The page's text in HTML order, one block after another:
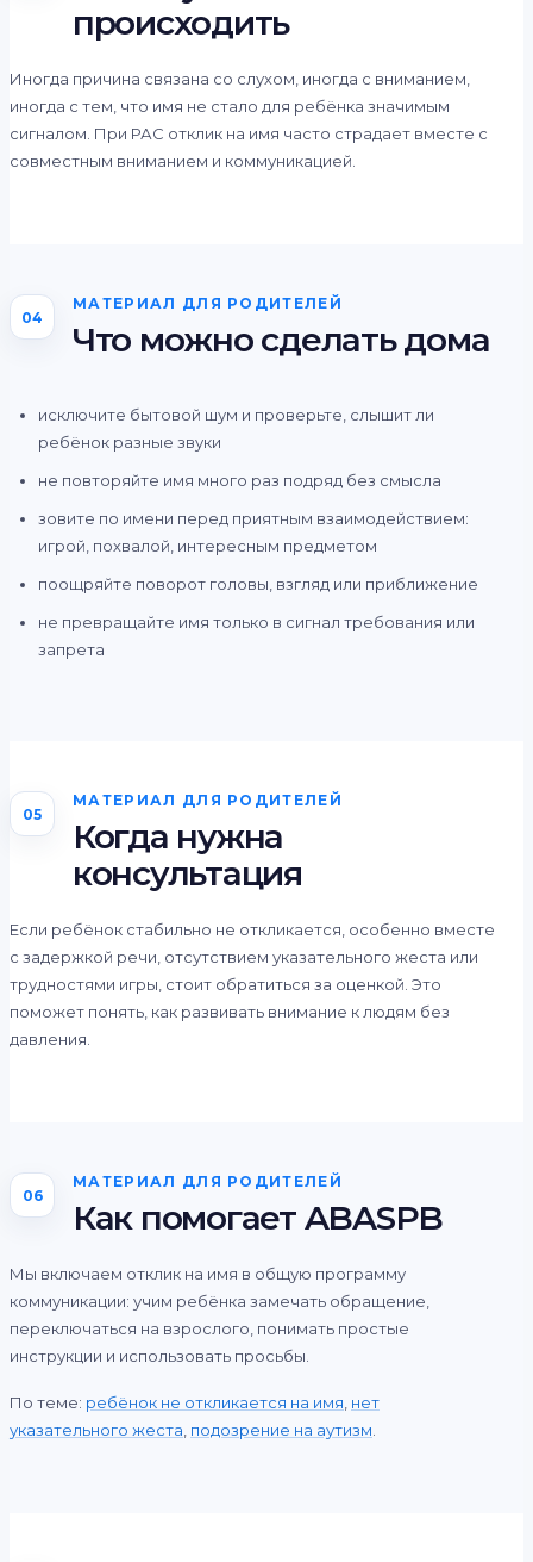
происходить
Иногда причина связана со слухом, иногда с вниманием,
иногда с тем, что имя не стало для ребёнка значимым
сигналом. При РАС отклик на имя часто страдает вместе с
совместным вниманием и коммуникацией.
04
МАТЕРИАЛ ДЛЯ РОДИТЕЛЕЙ
Что можно сделать дома
исключите бытовой шум и проверьте, слышит ли
ребёнок разные звуки
не повторяйте имя много раз подряд без смысла
зовите по имени перед приятным взаимодействием:
игрой, похвалой, интересным предметом
поощряйте поворот головы, взгляд или приближение
не превращайте имя только в сигнал требования или
запрета
05
МАТЕРИАЛ ДЛЯ РОДИТЕЛЕЙ
Когда нужна
консультация
Если ребёнок стабильно не откликается, особенно вместе
с задержкой речи, отсутствием указательного жеста или
трудностями игры, стоит обратиться за оценкой. Это
поможет понять, как развивать внимание к людям без
давления.
06
МАТЕРИАЛ ДЛЯ РОДИТЕЛЕЙ
Как помогает ABASPB
Мы включаем отклик на имя в общую программу
коммуникации: учим ребёнка замечать обращение,
переключаться на взрослого, понимать простые
инструкции и использовать просьбы.
По теме: ребёнок не откликается на имя нет
указательного жеста подозрение на аутизм